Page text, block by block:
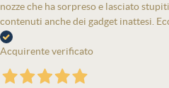
nozze che ha sorpreso e lasciato
contenuti anche dei gadget inattesi.
Acquirente verificato